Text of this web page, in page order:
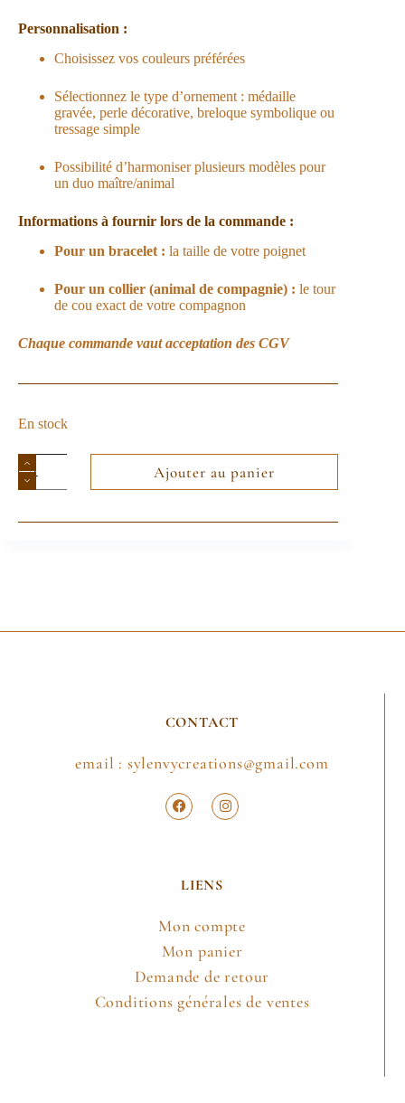
Personnalisation :
Choisissez vos couleurs préférées
Sélectionnez le type d’ornement : médaille
gravée, perle décorative, breloque symbolique ou
tressage simple
Possibilité d’harmoniser plusieurs modèles pour
un duo maître/animal
Informations à fournir lors de la commande :
Pour un bracelet : la taille de votre poignet
Pour un collier (animal de compagnie) : le tour
de cou exact de votre compagnon
Chaque commande vaut acceptation des CGV
En stock
Ajouter au panier
CONTACT
email : sylenvycreations@gmail.com
LIENS
Mon compte
Mon panier
Demande de retour
Conditions générales de ventes